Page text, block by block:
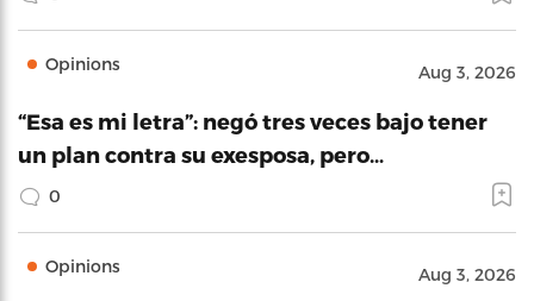
Opinions Aug 3, 2026
“Esa es mi letra”: negó tres veces bajo tener
un plan contra su exesposa, pero…
0
Opinions Aug 3, 2026